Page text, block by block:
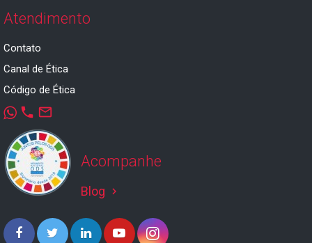
Atendimento
Contato
Canal de Ética
Código de Ética
phone mail_outline
Acompanhe
Blog keyboard_arrow_right